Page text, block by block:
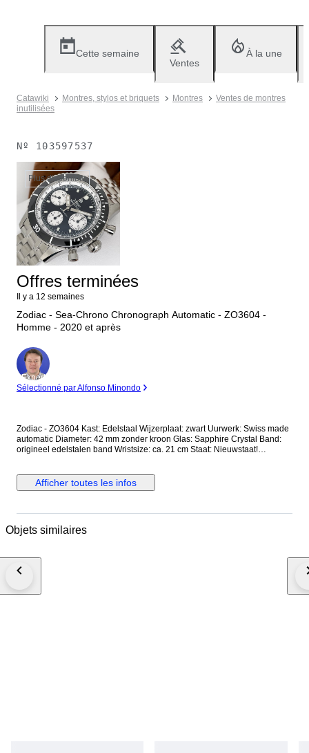
Cette semaine
Ventes
À la une
Catawiki Montres, stylos et briquets Montres
Ventes de montres
inutilisées
Nº 103597537
Plus disponible
Offres terminées
Il y a 12 semaines
Zodiac - Sea-Chrono Chronograph Automatic - ZO3604 -
Homme - 2020 et après
Expert
Sélectionné par Alfonso Minondo
Zodiac - ZO3604 Kast: Edelstaal Wijzerplaat: zwart Uurwerk: Swiss made
automatic Diameter: 42 mm zonder kroon Glas: Sapphire Crystal Band:
origineel edelstalen band Wristsize: ca. 21 cm Staat: Nieuwstaat!
(DHL-express).
Afficher toutes les infos
Objets similaires